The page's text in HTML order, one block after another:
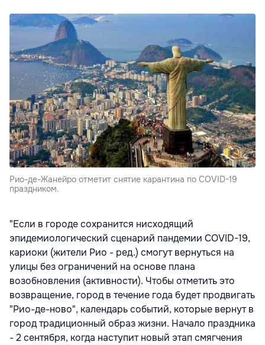
Рио-де-Жанейро отметит снятие карантина по COVID-19
праздником.
"Если в городе сохранится нисходящий
эпидемиологический сценарий пандемии COVID-19,
кариоки (жители Рио - ред.) смогут вернуться на
улицы без ограничений на основе плана
возобновления (активности). Чтобы отметить это
возвращение, город в течение года будет продвигать
"Рио-де-ново", календарь событий, которые вернут в
город традиционный образ жизни. Начало праздника
- 2 сентября, когда наступит новый этап смягчения